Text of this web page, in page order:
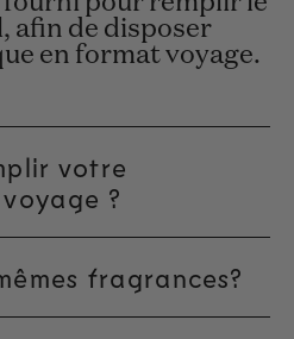
afin de disposer
en format voyage.
votre
?
fragrances?